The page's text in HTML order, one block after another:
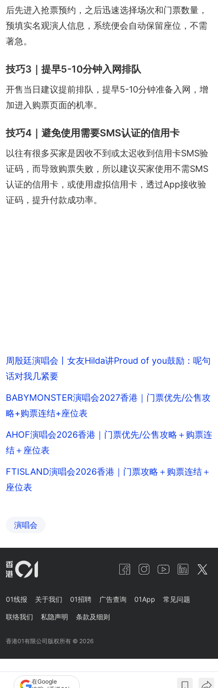
后先进入抢票预约，之后迅速选择场次和门票数量，
预填实名观演人信息，系统便会自动保留座位，不需
著急。
技巧3｜提早5-10分钟入网排队
开售当日建议提前排队，提早5-10分钟准备入网，增
加进入购票页面的机率。
技巧4｜避免使用需要SMS认证的信用卡
以往有很多买家是因收不到或太迟收到信用卡SMS验
证码，而导致购票失败，所以建议买家使用不需SMS
认证的信用卡，或使用虚拟信用卡，透过App接收验
证码，提升付款成功率。
周殷廷演唱会丨女友Hilda讲Proud of you鼓励：呢句
话对我几紧要
BABYMONSTER演唱会2027香港｜门票优先/公售攻
略+购票连结+座位表
AHOF演唱会2026香港｜门票优先/公售攻略＋购票连
结＋座位表
FTISLAND演唱会2026香港｜门票攻略＋购票连结＋
座位表
演唱会
在Google
01线报 关于我们 01招聘 广告查询 01App 常见问题
联络我们 私隐声明 条款及细则
香港01有限公司版权所有 © 2026